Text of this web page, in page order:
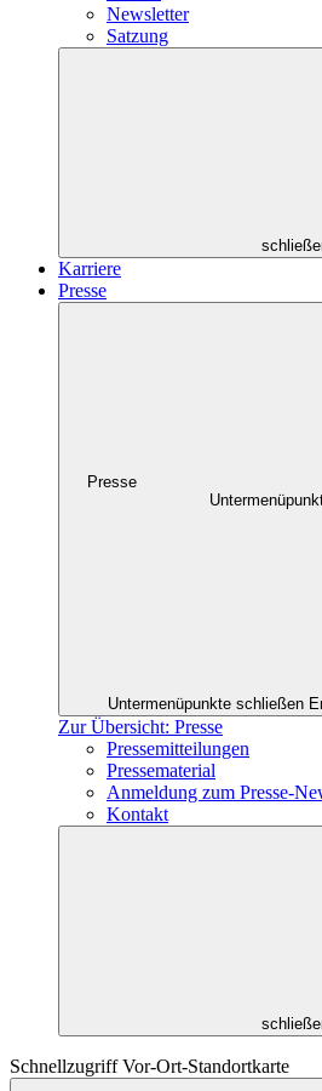
Newsletter
Satzung
Karriere
Presse
Presse
Untermenüpunkte schließen
Zur Übersicht: Presse
Pressemitteilungen
Pressematerial
Anmeldung zum Presse-
Kontakt
Schnellzugriff Vor-Ort-Standortkarte